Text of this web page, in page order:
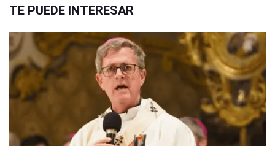
TE PUEDE INTERESAR